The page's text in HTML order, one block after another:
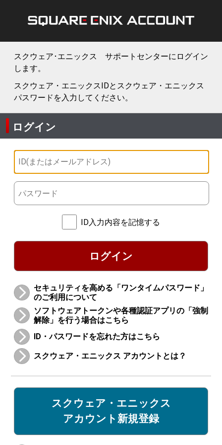
スクウェア･エニックス サポートセンターにログイン
します。
スクウェア・エニックスIDとスクウェア・エニックス
パスワードを入力してください。
ログイン
ID入力内容を記憶する
ログイン
セキュリティを高める「ワンタイムパスワード」
のご利用について
ソフトウェアトークンや各種認証アプリの「強制
解除」を行う場合はこちら
ID・パスワードを忘れた方はこちら
スクウェア・エニックス アカウントとは？
スクウェア・エニックス
アカウント新規登録